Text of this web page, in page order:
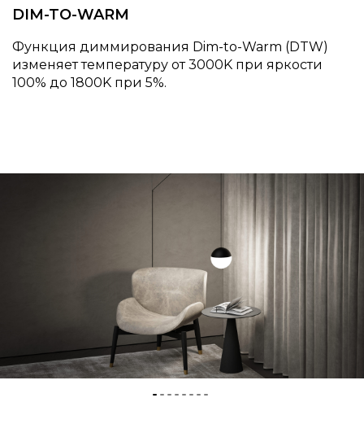
DIM-TO-WARM
Функция диммирования Dim-to-Warm (DTW)
изменяет температуру от 3000K при яркости
100% до 1800K при 5%.